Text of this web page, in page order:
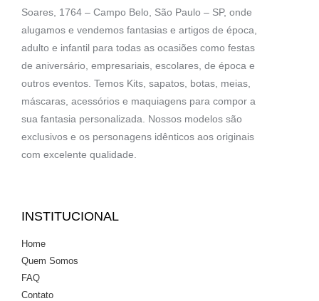
Soares, 1764 – Campo Belo, São Paulo – SP, onde
alugamos e vendemos fantasias e artigos de época,
adulto e infantil para todas as ocasiões como festas
de aniversário, empresariais, escolares, de época e
outros eventos. Temos Kits, sapatos, botas, meias,
máscaras, acessórios e maquiagens para compor a
sua fantasia personalizada. Nossos modelos são
exclusivos e os personagens idênticos aos originais
com excelente qualidade.
INSTITUCIONAL
Home
Quem Somos
FAQ
Contato